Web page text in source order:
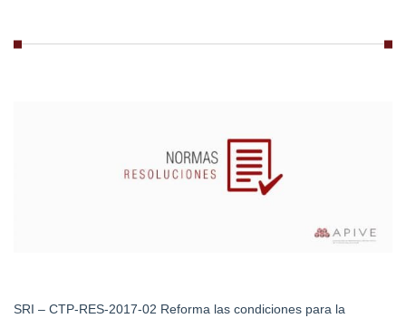
SRI – CTP-RES-2017-02 Reforma las condiciones para la